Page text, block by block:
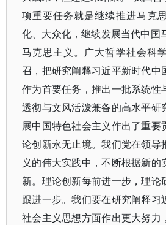
项重要任务就是继续推进马克
化、大众化，继续发展当代中国
马克思主义。广大哲学社会科
召，把研究阐释习近平新时代中
作为首要任务，推出一批系统性
透彻与文风活泼兼备的高水平研
展中国特色社会主义作出了重要
论创新永无止境。我们党在领导
义的伟大实践中，不断根据新的
新。理论创新每前进一步，理论
跟进一步。我们要在研究阐释习
社会主义思想方面作出更大努力